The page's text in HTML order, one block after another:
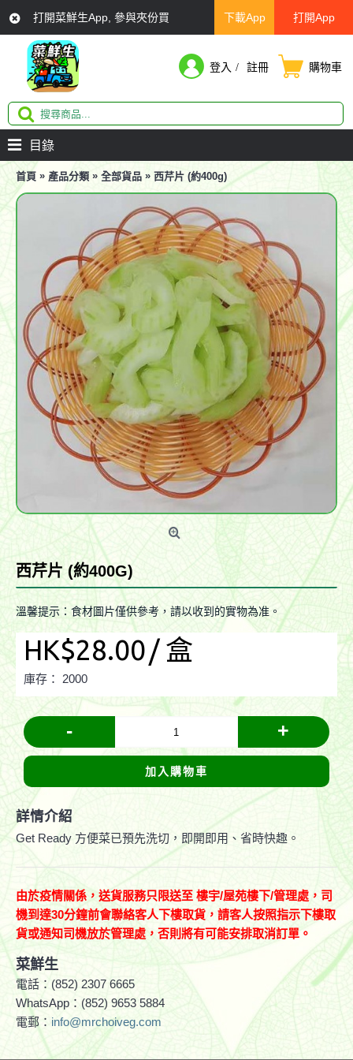
打開菜鮮生App, 參與夾份買 下載App 打開App
登入 註冊 購物車
目錄
首頁 » 產品分類 » 全部貨品 » 西芹片 (約400g)
西芹片 (約400G)
溫馨提示：食材圖片僅供參考，請以收到的實物為准。
HK$28.00/ 盒
庫存： 2000
- +
加入購物車
詳情介紹
Get Ready 方便菜已預先洗切，即開即用、省時快趣。
由於疫情關係，送貨服務只限送至 樓宇/屋苑樓下/管理處，司
機到達30分鐘前會聯絡客人下樓取貨，請客人按照指示下樓取
貨或通知司機放於管理處，否則將有可能安排取消訂單。
菜鮮生
電話：(852) 2307 6665
WhatsApp：(852) 9653 5884
電郵： info@mrchoiveg.com